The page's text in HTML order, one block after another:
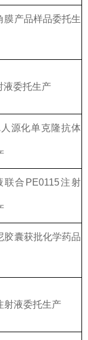
膜产品样品委托生
液委托生产
源化单克隆抗体
联合PE0115注射
胶囊获批化学药品
射液委托生产